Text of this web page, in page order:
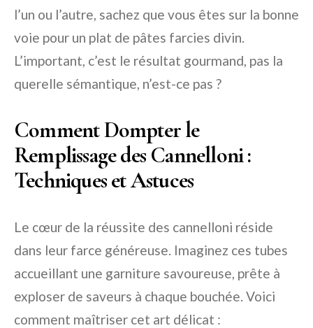
l’un ou l’autre, sachez que vous êtes sur la bonne
voie pour un plat de pâtes farcies divin.
L’important, c’est le résultat gourmand, pas la
querelle sémantique, n’est-ce pas ?
Comment Dompter le
Remplissage des Cannelloni :
Techniques et Astuces
Le cœur de la réussite des cannelloni réside
dans leur farce généreuse. Imaginez ces tubes
accueillant une garniture savoureuse, prête à
exploser de saveurs à chaque bouchée. Voici
comment maîtriser cet art délicat :